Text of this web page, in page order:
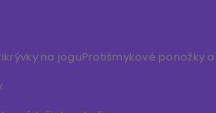
na joguProtišmykové ponožky